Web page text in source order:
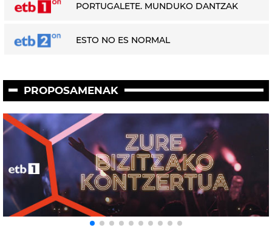
PORTUGALETE. MUNDUKO DANTZAK
ESTO NO ES NORMAL
PROPOSAMENAK